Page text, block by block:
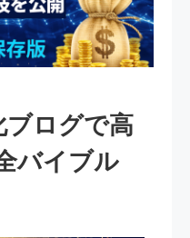
ログで高
バイブル